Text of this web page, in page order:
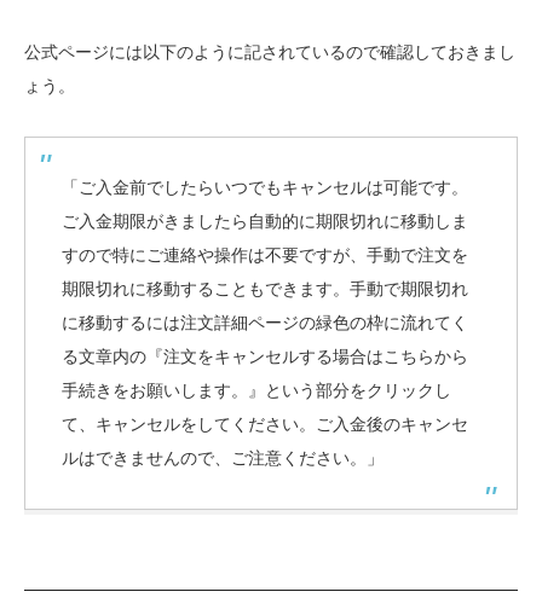
公式ページには以下のように記されているので確認しておきまし
ょう。
「ご入金前でしたらいつでもキャンセルは可能です。
ご入金期限がきましたら自動的に期限切れに移動しま
すので特にご連絡や操作は不要ですが、手動で注文を
期限切れに移動することもできます。手動で期限切れ
に移動するには注文詳細ページの緑色の枠に流れてく
る文章内の『注文をキャンセルする場合はこちらから
手続きをお願いします。』という部分をクリックし
て、キャンセルをしてください。ご入金後のキャンセ
ルはできませんので、ご注意ください。」